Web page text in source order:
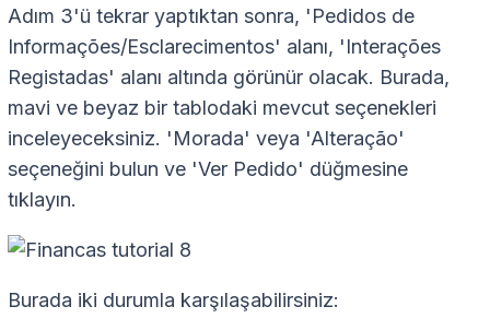
Adım 3'ü tekrar yaptıktan sonra, 'Pedidos de
Informações/Esclarecimentos' alanı, 'Interações
Registadas' alanı altında görünür olacak. Burada,
mavi ve beyaz bir tablodaki mevcut seçenekleri
inceleyeceksiniz. 'Morada' veya 'Alteração'
seçeneğini bulun ve 'Ver Pedido' düğmesine
tıklayın.
Burada iki durumla karşılaşabilirsiniz: